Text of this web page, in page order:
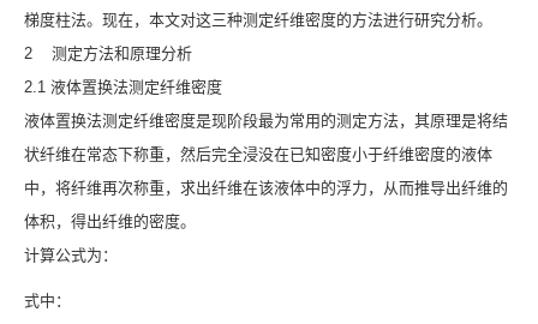
梯度柱法。现在，本文对这三种测定纤维密度的方法进行研究分析。
2 测定方法和原理分析
2.1 液体置换法测定纤维密度
液体置换法测定纤维密度是现阶段最为常用的测定方法，其原理是将结
状纤维在常态下称重，然后完全浸没在已知密度小于纤维密度的液体
中，将纤维再次称重，求出纤维在该液体中的浮力，从而推导出纤维的
体积，得出纤维的密度。
计算公式为：
式中：